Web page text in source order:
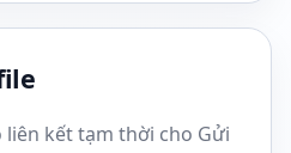
kết tạm thời cho Gửi